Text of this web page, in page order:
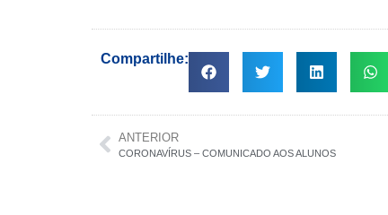
Compartilhe:
ANTERIOR
CORONAVÍRUS – COMUNICADO AOS ALUNOS